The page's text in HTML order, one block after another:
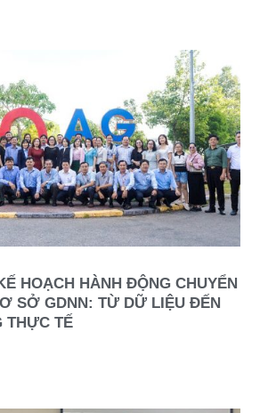
HOẠCH HÀNH ĐỘNG CHUYỂN
SỞ GDNN: TỪ DỮ LIỆU ĐẾN
THỰC TẾ